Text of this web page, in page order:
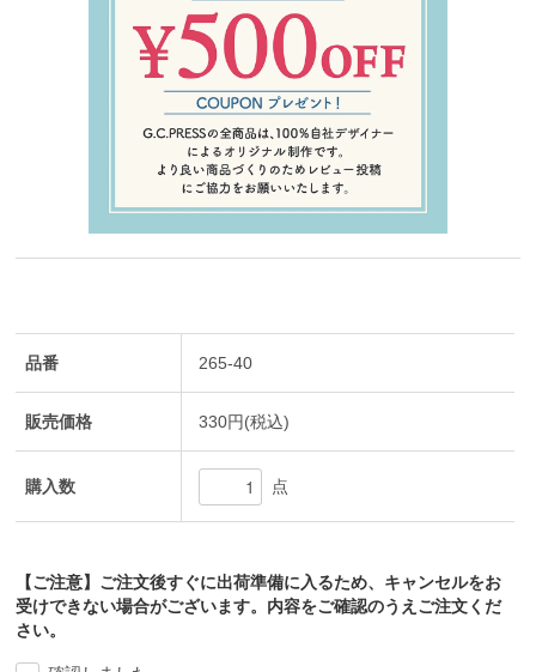
品番 265-40
販売価格 330円(税込)
購入数 点
【ご注意】ご注文後すぐに出荷準備に入るため、キャンセルをお
受けできない場合がございます。内容をご確認のうえご注文くだ
さい。